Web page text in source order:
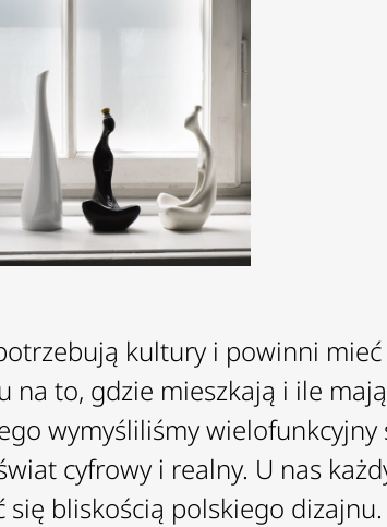
kultury i powinni
na to, gdzie mieszkają i ile
wymyśliliśmy wielofunkcyjny
cyfrowy i realny. U nas
się bliskością polskiego